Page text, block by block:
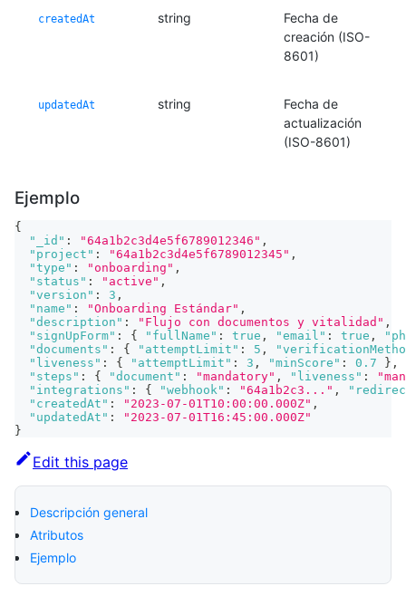
createdAt string
Fecha de
creación (ISO-
8601)
updatedAt string
Fecha de
actualización
(ISO-8601)
Ejemplo
{
"_id" : "64a1b2c3d4e5f6789012346" ,
"project" : "64a1b2c3d4e5f6789012345" ,
"type" : "onboarding" ,
"status" : "active" ,
"version" : 3 ,
"name" : "Onboarding Estándar" ,
"description" : "Flujo con documentos y vitalidad" ,
"signUpForm" : { "fullName" : true , "email" : true ,
"documents" : { "attemptLimit" : 5 ,
"liveness" : { "attemptLimit" : 3 , "minScore" : 0.7 } ,
"steps" : { "document" : "mandatory" , "liveness" :
"integrations" : { "webhook" : "64a1b2c3..." ,
"createdAt" : "2023-07-01T10:00:00.000Z" ,
"updatedAt" :
"2023-07-01T16:45:00.000Z"
}
Edit this page
Descripción general
Atributos
Ejemplo